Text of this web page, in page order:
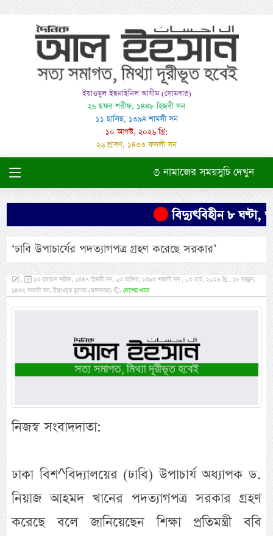
ইয়াওমুল ইছনাইনিল আযীম (সোমবার)
২৬ ছফর শরীফ, ১৪৪৮ হিজরী সন
১১ ছালিছ, ১৩৯৪ শামসী সন
১০ আগস্ট, ২০২৬ খ্রি:
২৬ শ্রাবণ, ১৪৩৩ ফসলী সন
নামাজের সময়সুচি দেখুন
বিদ্যুৎবিহীন ৮ ঘণ্টা,
‘ঢাবি উপাচার্যের পদত্যাগপত্র গ্রহণ করেছে সরকার’
,
১৩ রমাদ্বান শরীফ, ১৪৪৭ হিজরী সন, ০৩ আশির, ১৩৯৩ শামসী সন , ০৩ মার্চ, ২০২৬ খ্রি:, ১৮ ফাল্গুন,
১৪৩২ ফসলী সন, ইয়াওমুছ ছুলাছা (মঙ্গলবার)
দেশের খবর
নিজস্ব সংবাদদাতা:
ঢাকা বিশ^বিদ্যালয়ের (ঢাবি) উপাচার্য অধ্যাপক ড.
নিয়াজ আহমদ খানের পদত্যাগপত্র সরকার গ্রহণ
করেছে বলে জানিয়েছেন শিক্ষা প্রতিমন্ত্রী ববি